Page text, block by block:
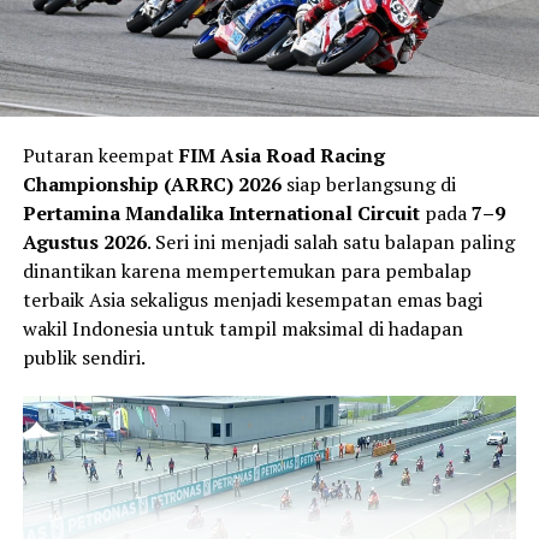
Putaran keempatFIM Asia Road Racing
Championship (ARRC) 2026siap berlangsung di
Pertamina Mandalika International Circuitpada7–9
Agustus 2026. Seri ini menjadi salah satu balapan paling
dinantikan karena mempertemukan para pembalap
terbaik Asia sekaligus menjadi kesempatan emas bagi
wakil Indonesia untuk tampil maksimal di hadapan
publik sendiri.